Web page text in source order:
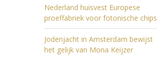
Nederland huisvest Europese
proeffabriek voor fotonische chips
Jodenjacht in Amsterdam bewijst
het gelijk van Mona Keijzer